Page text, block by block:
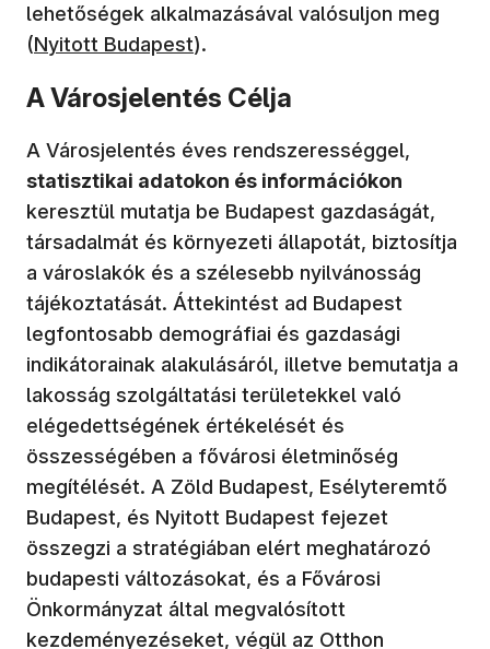
lehetőségek alkalmazásával valósuljon meg
(Nyitott Budapest).
A Városjelentés Célja
A Városjelentés éves rendszerességgel,
statisztikai adatokon és információkon
keresztül mutatja be Budapest gazdaságát,
társadalmát és környezeti állapotát, biztosítja
a városlakók és a szélesebb nyilvánosság
tájékoztatását. Áttekintést ad Budapest
legfontosabb demográfiai és gazdasági
indikátorainak alakulásáról, illetve bemutatja a
lakosság szolgáltatási területekkel való
elégedettségének értékelését és
összességében a fővárosi életminőség
megítélését. A Zöld Budapest, Esélyteremtő
Budapest, és Nyitott Budapest fejezet
összegzi a stratégiában elért meghatározó
budapesti változásokat, és a Fővárosi
Önkormányzat által megvalósított
kezdeményezéseket, végül az Otthon